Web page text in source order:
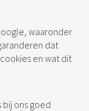
waaronder
dat
en wat dit
bij ons goed